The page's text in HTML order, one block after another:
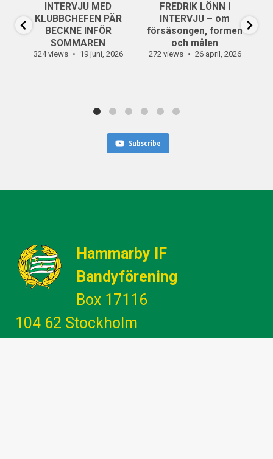
...
14
0
INTERVJU MED
KLUBBCHEFEN PÄR
BECKNE INFÖR
SOMMAREN
324 views 19 juni, 2026
FREDRIK LÖNN I
INTERVJU – om
försäsongen, formen
och målen
272 views 26 april, 2026
Subscribe
Hammarby IF
Bandyförening
Box 17116
104 62 Stockholm